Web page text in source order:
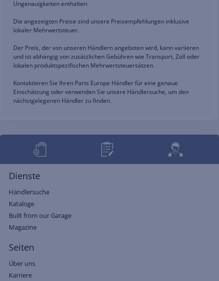
Ungenauigkeiten enthalten.
Die angezeigten Preise sind unsere Preisempfehlungen inklusive
lokaler Mehrwertsteuer.
Der Preis, der von unseren Händlern angeboten wird, kann variieren
und ist abhängig von zusätzlichen Gebühren wie Transport, Zoll oder
lokalen produktspezifischen Mehrwertsteuersätzen.
Kontaktieren Sie Ihren Parts Europe Händler für eine genaue
Einschätzung oder verwenden Sie unsere Händlersuche, um den
nächstgelegenen Händler zu finden.
Dienste
Händlersuche
Kataloge
Built from our Garage
Magazine
Seiten
Über uns
Karriere